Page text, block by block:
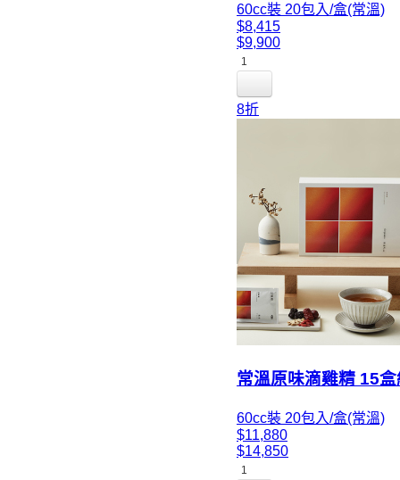
60cc裝 20包入/盒(常溫)
$8,415
$9,900
1
8折
常溫原味滴雞精 15盒
60cc裝 20包入/盒(常溫)
$11,880
$14,850
1